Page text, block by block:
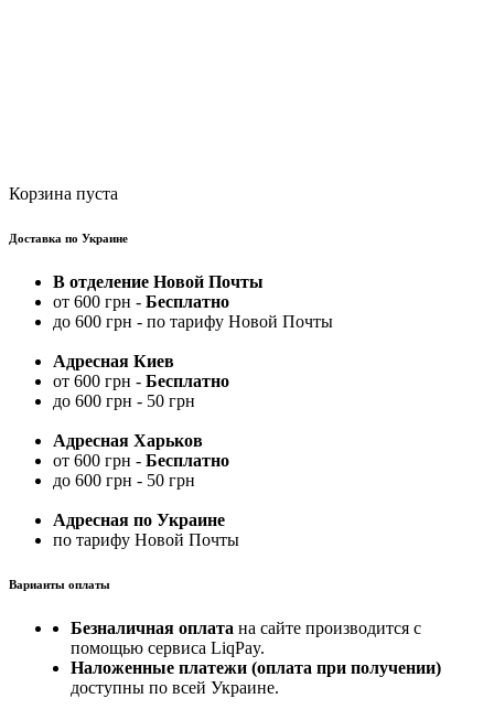
Корзина пуста
Доставка по Украине
В отделение Новой Почты
от 600 грн - Бесплатно
до 600 грн - по тарифу Новой Почты
Адресная Киев
от 600 грн - Бесплатно
до 600 грн - 50 грн
Адресная Харьков
от 600 грн - Бесплатно
до 600 грн - 50 грн
Адресная по Украине
по тарифу Новой Почты
Варианты оплаты
Безналичная оплата на сайте производится с
помощью сервиса LiqPay.
Наложенные платежи (оплата при получении)
доступны по всей Украине.